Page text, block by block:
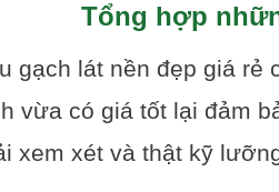
Tổng hợp
gạch lát nền đẹp giá
vừa có giá tốt lại đảm
xem xét và thật kỹ